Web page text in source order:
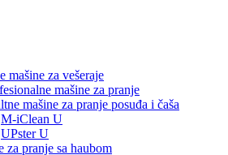
mašine za vešeraje
mašine za pranje
mašine za pranje posuđa i čaša
M-iClean U
UPster U
za pranje sa haubom